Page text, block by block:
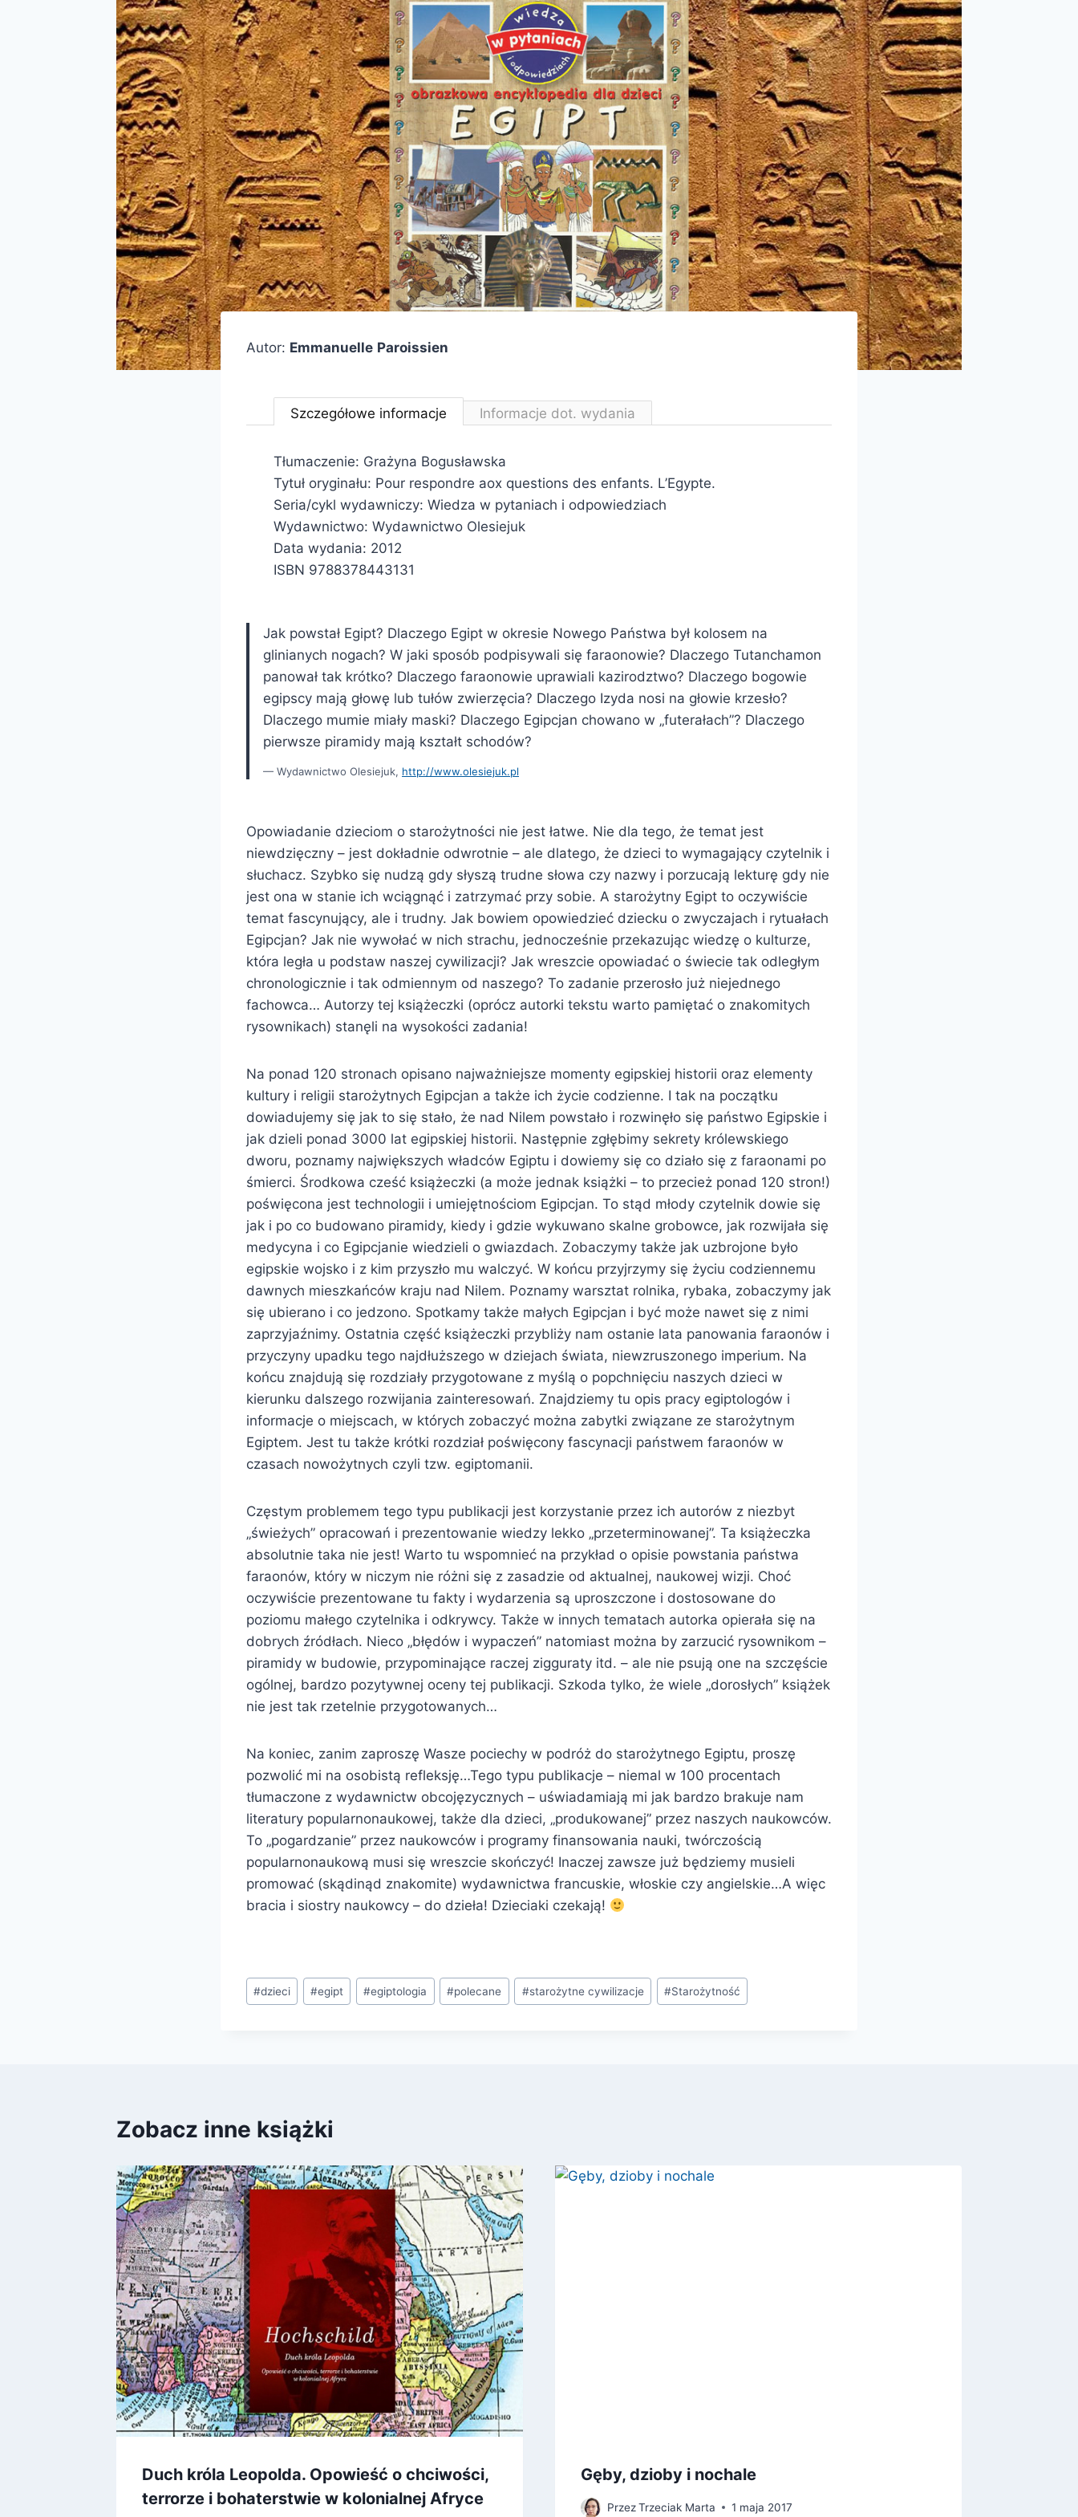
Autor: Emmanuelle Paroissien
Szczegółowe informacje Informacje dot. wydania
Tłumaczenie: Grażyna Bogusławska
Tytuł oryginału: Pour respondre aox questions des enfants. L’Egypte.
Seria/cykl wydawniczy: Wiedza w pytaniach i odpowiedziach
Wydawnictwo: Wydawnictwo Olesiejuk
Data wydania: 2012
ISBN 9788378443131
Jak powstał Egipt? Dlaczego Egipt w okresie Nowego Państwa był kolosem na
glinianych nogach? W jaki sposób podpisywali się faraonowie? Dlaczego Tutanchamon
panował tak krótko? Dlaczego faraonowie uprawiali kazirodztwo? Dlaczego bogowie
egipscy mają głowę lub tułów zwierzęcia? Dlaczego Izyda nosi na głowie krzesło?
Dlaczego mumie miały maski? Dlaczego Egipcjan chowano w „futerałach”? Dlaczego
pierwsze piramidy mają kształt schodów?
Wydawnictwo Olesiejuk, http://www.olesiejuk.pl
Opowiadanie dzieciom o starożytności nie jest łatwe. Nie dla tego, że temat jest
niewdzięczny – jest dokładnie odwrotnie – ale dlatego, że dzieci to wymagający czytelnik i
słuchacz. Szybko się nudzą gdy słyszą trudne słowa czy nazwy i porzucają lekturę gdy nie
jest ona w stanie ich wciągnąć i zatrzymać przy sobie. A starożytny Egipt to oczywiście
temat fascynujący, ale i trudny. Jak bowiem opowiedzieć dziecku o zwyczajach i rytuałach
Egipcjan? Jak nie wywołać w nich strachu, jednocześnie przekazując wiedzę o kulturze,
która legła u podstaw naszej cywilizacji? Jak wreszcie opowiadać o świecie tak odległym
chronologicznie i tak odmiennym od naszego? To zadanie przerosło już niejednego
fachowca… Autorzy tej książeczki (oprócz autorki tekstu warto pamiętać o znakomitych
rysownikach) stanęli na wysokości zadania!
Na ponad 120 stronach opisano najważniejsze momenty egipskiej historii oraz elementy
kultury i religii starożytnych Egipcjan a także ich życie codzienne. I tak na początku
dowiadujemy się jak to się stało, że nad Nilem powstało i rozwinęło się państwo Egipskie i
jak dzieli ponad 3000 lat egipskiej historii. Następnie zgłębimy sekrety królewskiego
dworu, poznamy największych władców Egiptu i dowiemy się co działo się z faraonami po
śmierci. Środkowa cześć książeczki (a może jednak książki – to przecież ponad 120 stron!)
poświęcona jest technologii i umiejętnościom Egipcjan. To stąd młody czytelnik dowie się
jak i po co budowano piramidy, kiedy i gdzie wykuwano skalne grobowce, jak rozwijała się
medycyna i co Egipcjanie wiedzieli o gwiazdach. Zobaczymy także jak uzbrojone było
egipskie wojsko i z kim przyszło mu walczyć. W końcu przyjrzymy się życiu codziennemu
dawnych mieszkańców kraju nad Nilem. Poznamy warsztat rolnika, rybaka, zobaczymy jak
się ubierano i co jedzono. Spotkamy także małych Egipcjan i być może nawet się z nimi
zaprzyjaźnimy. Ostatnia część książeczki przybliży nam ostanie lata panowania faraonów i
przyczyny upadku tego najdłuższego w dziejach świata, niewzruszonego imperium. Na
końcu znajdują się rozdziały przygotowane z myślą o popchnięciu naszych dzieci w
kierunku dalszego rozwijania zainteresowań. Znajdziemy tu opis pracy egiptologów i
informacje o miejscach, w których zobaczyć można zabytki związane ze starożytnym
Egiptem. Jest tu także krótki rozdział poświęcony fascynacji państwem faraonów w
czasach nowożytnych czyli tzw. egiptomanii.
Częstym problemem tego typu publikacji jest korzystanie przez ich autorów z niezbyt
„świeżych” opracowań i prezentowanie wiedzy lekko „przeterminowanej”. Ta książeczka
absolutnie taka nie jest! Warto tu wspomnieć na przykład o opisie powstania państwa
faraonów, który w niczym nie różni się z zasadzie od aktualnej, naukowej wizji. Choć
oczywiście prezentowane tu fakty i wydarzenia są uproszczone i dostosowane do
poziomu małego czytelnika i odkrywcy. Także w innych tematach autorka opierała się na
dobrych źródłach. Nieco „błędów i wypaczeń” natomiast można by zarzucić rysownikom –
piramidy w budowie, przypominające raczej zigguraty itd. – ale nie psują one na szczęście
ogólnej, bardzo pozytywnej oceny tej publikacji. Szkoda tylko, że wiele „dorosłych” książek
nie jest tak rzetelnie przygotowanych…
Na koniec, zanim zaproszę Wasze pociechy w podróż do starożytnego Egiptu, proszę
pozwolić mi na osobistą refleksję…Tego typu publikacje – niemal w 100 procentach
tłumaczone z wydawnictw obcojęzycznych – uświadamiają mi jak bardzo brakuje nam
literatury popularnonaukowej, także dla dzieci, „produkowanej” przez naszych naukowców.
To „pogardzanie” przez naukowców i programy finansowania nauki, twórczością
popularnonaukową musi się wreszcie skończyć! Inaczej zawsze już będziemy musieli
promować (skądinąd znakomite) wydawnictwa francuskie, włoskie czy angielskie…A więc
bracia i siostry naukowcy – do dzieła! Dzieciaki czekają!
Tagi
wpisu:
#dzieci #egipt #egiptologia #polecane #starożytne cywilizacje #Starożytność
Zobacz inne książki
Duch króla Leopolda. Opowieść o chciwości,
terrorze i bohaterstwie w kolonialnej Afryce
Gęby, dzioby i nochale
PrzezTrzeciak Marta 1 maja 2017